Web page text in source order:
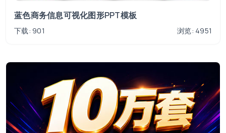
蓝色商务信息可视化图形PPT模板
下载: 901 浏览: 4951